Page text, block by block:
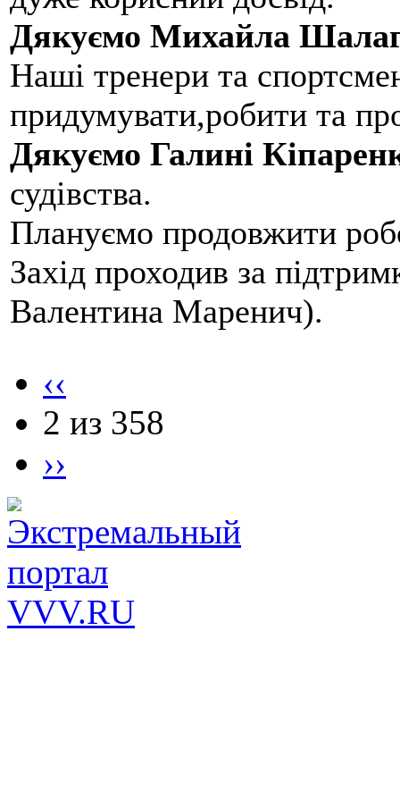
Дякуємо Михайла
Наші тренери та
придумувати,робити та
Дякуємо Галині
судівства.
Плануємо продовжити
Захід проходив за
Валентина Маренич).
‹‹
2 из 358
››